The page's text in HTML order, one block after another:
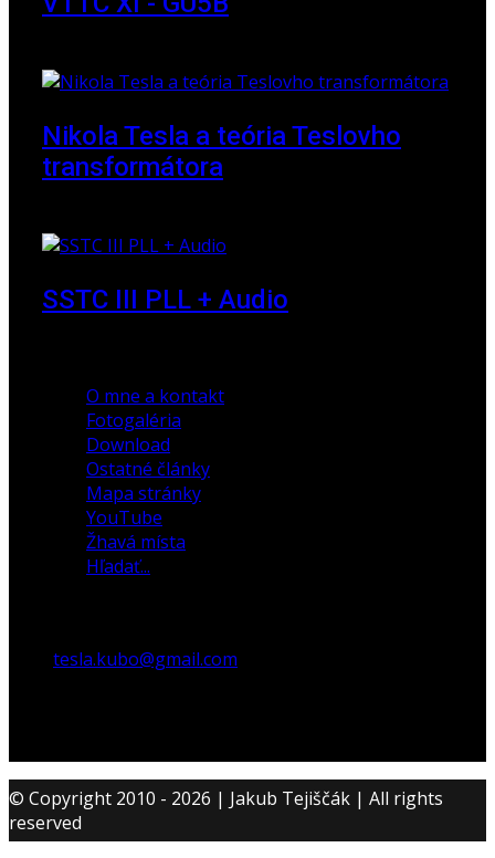
Nikola Tesla a teória Teslovho
transformátora
SSTC III PLL + Audio
O mne a kontakt
Fotogaléria
Download
Ostatné články
Mapa stránky
YouTube
Žhavá místa
Hľadať...
tesla.kubo@gmail.com
© Copyright 2010 - 2026 | Jakub Tejiščák | All rights
reserved